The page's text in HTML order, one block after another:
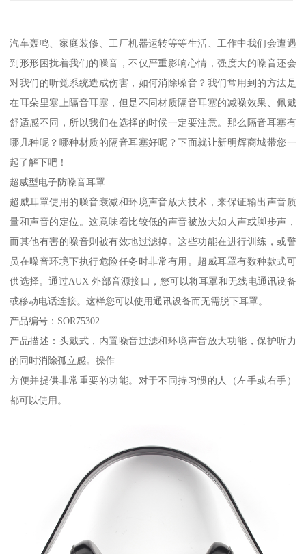
汽车轰鸣、家庭装修、工厂机器运转等等生活、工作中我们会遭遇
到形形困扰着我们的噪音，不仅严重影响心情，强度大的噪音还会
对我们的听觉系统造成伤害，如何消除噪音？我们常用到的方法是
在耳朵里塞上隔音耳塞，但是不同材质隔音耳塞的减噪效果、佩戴
舒适感不同，所以我们在选择的时候一定要注意。那么隔音耳塞有
哪几种呢？哪种材质的隔音耳塞好呢？下面就让新明辉商城带您一
起了解下吧！
超威型电子防噪音耳罩
超威耳罩使用的噪音衰减和环境声音放大技术，来保证输出声音质
量和声音的定位。这意味着比较低的声音被放大如人声或脚步声，
而其他有害的噪音则被有效地过滤掉。这些功能在进行训练，或警
员在噪音环境下执行危险任务时非常有用。超威耳罩有数种款式可
供选择。通过AUX 外部音源接口，您可以将耳罩和无线电通讯设备
或移动电话连接。这样您可以使用通讯设备而无需脱下耳罩。
产品编号：SOR75302
产品描述：头戴式，内置噪音过滤和环境声音放大功能，保护听力
的同时消除孤立感。操作
方便并提供非常重要的功能。对于不同持习惯的人（左手或右手）
都可以使用。